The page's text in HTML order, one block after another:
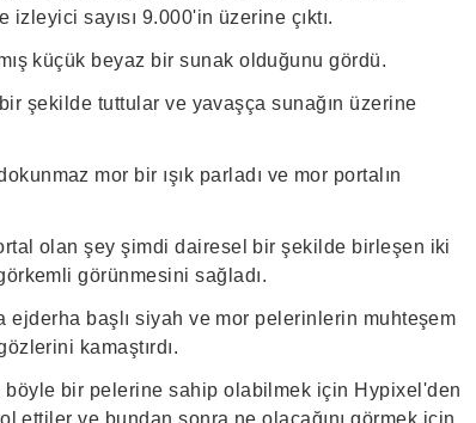
izleyici sayısı 9.000'in üzerine çıktı.
küçük beyaz bir sunak olduğunu gördü.
şekilde tuttular ve yavaşça sunağın üzerine
mor bir ışık parladı ve mor portalın
olan şey şimdi dairesel bir şekilde birleşen iki
görünmesini sağladı.
ejderha başlı siyah ve mor pelerinlerin muhteşem
kamaştırdı.
bir pelerine sahip olabilmek için Hypixel'den
ettiler ve bundan sonra ne olacağını görmek için